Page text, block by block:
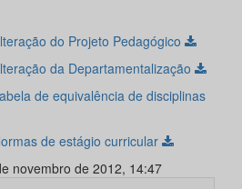
do Projeto Pedagógico
da Departamentalização
de equivalência de disciplinas
de estágio curricular
novembro de 2012, 14:47